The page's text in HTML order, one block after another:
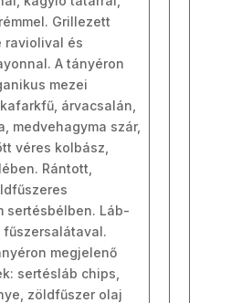
Grillezett
raviolival és
A tányéron
mezei
árvacsalán,
medvehagyma szár,
véres kolbász,
Rántott,
sertésbélben. Láb-
megjelenő
sertésláb chips,
zöldfűszer olaj